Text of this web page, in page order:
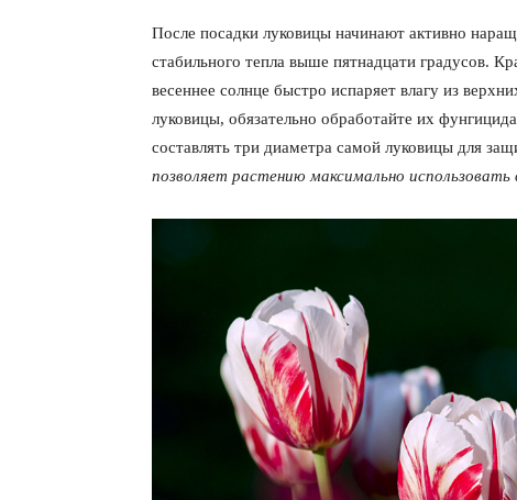
После посадки луковицы начинают активно
стабильного тепла выше пятнадцати градусов.
весеннее солнце быстро испаряет влагу из
луковицы, обязательно обработайте их
составлять три диаметра самой луковицы для
позволяет растению максимально использовать